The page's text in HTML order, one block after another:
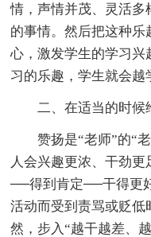
情，声情并茂、灵活多
的事情。然后把这种
心，激发学生的学习兴
习的乐趣，学生就会越
二、在适当的时候
赞扬是“老师”的“
人会兴趣更浓、干劲
──得到肯定──干得更
活动而受到责骂或贬低
然，步入“越干越差、